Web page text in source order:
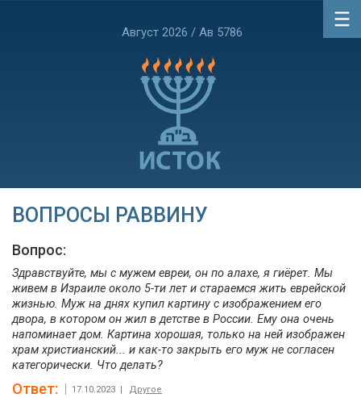
Август 2026 / Ав 5786
ВОПРОСЫ РАВВИНУ
Вопрос:
Здравствуйте, мы с мужем евреи, он по алахе, я гиёрет. Мы
живем в Израиле около 5-ти лет и стараемся жить еврейской
жизнью. Муж на днях купил картину с изображением его
двора, в котором он жил в детстве в России. Ему она очень
напоминает дом. Картина хорошая, только на ней изображен
храм христианский... и как-то закрыть его муж не согласен
категорически. Что делать?
Ответ: 17.10.2023 | Другое